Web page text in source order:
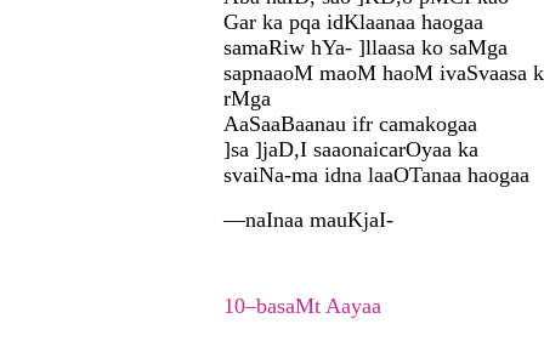
Gar ka pqa idKlaanaa haogaa
samaRiw hYa- ]llaasa ko saMga
sapnaaoM maoM haoM ivaSvaasa
rMga
AaSaaBaanau ifr camakogaa
]sa ]jaD,I saaonaicarOyaa ka
svaiNa-ma idna laaOTanaa haogaa
—naInaa mauKjaI-
10–basaMt Aayaa